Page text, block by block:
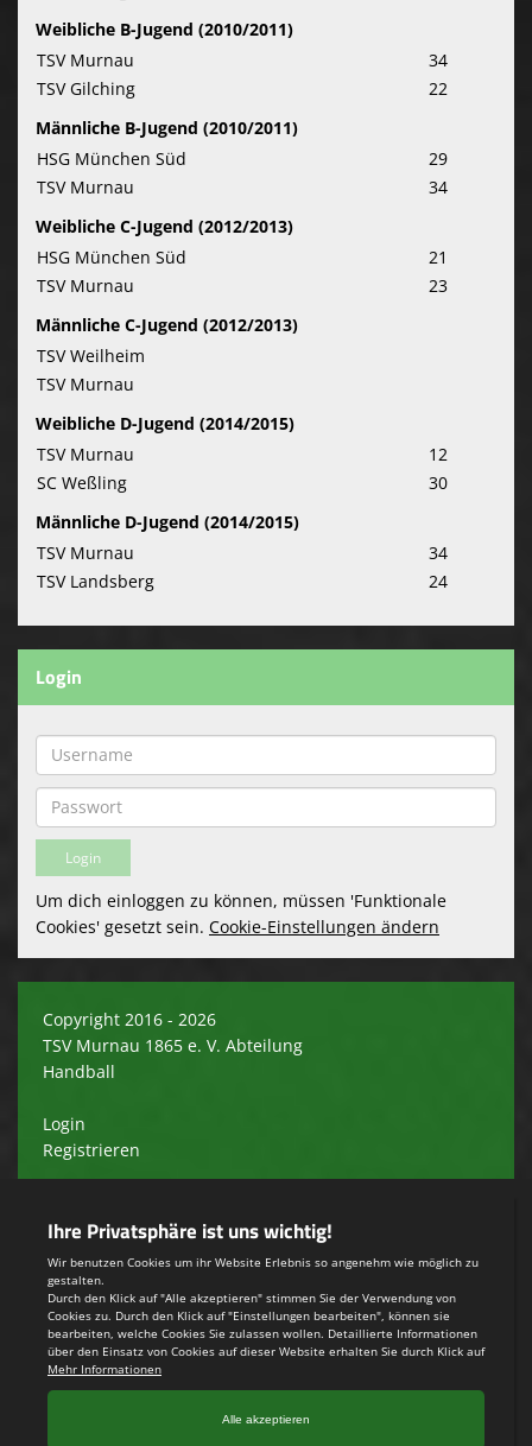
Weibliche B-Jugend (2010/2011)
TSV Murnau
34
TSV Gilching
22
Männliche B-Jugend (2010/2011)
HSG München Süd
29
TSV Murnau
34
Weibliche C-Jugend (2012/2013)
HSG München Süd
21
TSV Murnau
23
Männliche C-Jugend (2012/2013)
TSV Weilheim
TSV Murnau
Weibliche D-Jugend (2014/2015)
TSV Murnau
12
SC Weßling
30
Männliche D-Jugend (2014/2015)
TSV Murnau
34
TSV Landsberg
24
Login
Um dich einloggen zu können, müssen 'Funktionale
Cookies' gesetzt sein. Cookie-Einstellungen ändern
Copyright 2016 - 2026
TSV Murnau 1865 e. V. Abteilung
Handball
Login
Registrieren
Teamsports 2
Dein Sportverein online